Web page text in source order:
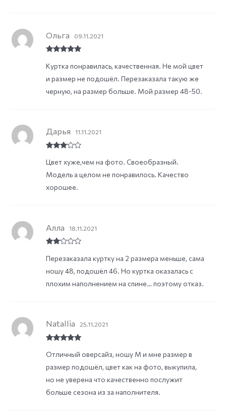
of 5
Ольга 09.11.2021
Куртка понравилась, качественная. Не мой цвет
и размер не подошёл. Перезаказала такую же
черную, на размер больше. Мой размер 48-50.
out of
Дарья 11.11.2021
Цвет хуже,чем на фото. Своеобразный.
Модель а целом не понравилось. Качество
хорошее.
d2
out
of 5
Алла 18.11.2021
Перезаказала куртку на 2 размера меньше, сама
ношу 48, подошёл 46. Но куртка оказалась с
плохим наполнением на спине… поэтому отказ.
of 5
Natallia 25.11.2021
Отличный оверсайз, ношу М и мне размер в
размер подошёл, цвет как на фото, выкупила,
но не уверена что качественно послужит
больше сезона из за наполнителя.